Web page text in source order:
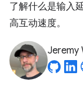
了解什么是输入
高互动速度。
Jeremy